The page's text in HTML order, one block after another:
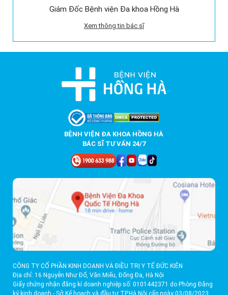
Giám Đốc Bệnh viện Đa khoa Hồng Hà
Xem thông tin bác sĩ
BỆNH VIỆN ĐA KHOA HỒNG HÀ
BÁC SĨ TƯ VẤN 24/7
CÔNG TY CỔ PHẦN KINH DOANH VÀ ĐIỀU TRỊ Y TẾ ĐỨC KIÊN
Địa chỉ: 16 Nguyễn Như Đổ, Văn Miếu, Đống Đa, Hà Nội
Giấy chứng nhận đăng kí doanh nghiệp số: 0101442371 do Phòng Đăng
ký kinh doanh - Sở Kế hoạch và đầu tư TP.Hà Nội cấp ngày 03/08/2023